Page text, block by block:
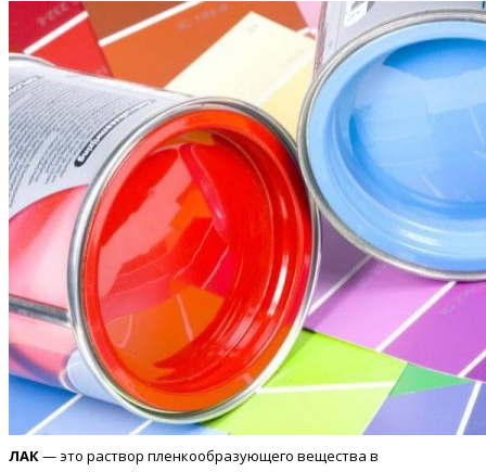
ЛАК— это раствор пленкообразующего вещества в